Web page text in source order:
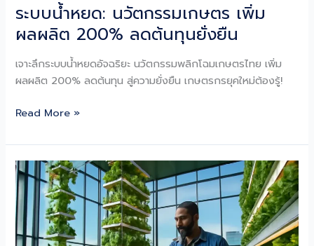
ระบบน้ำหยด: นวัตกรรมเกษตร เพิ่ม
ผลผลิต 200% ลดต้นทุนยั่งยืน
เจาะลึกระบบน้ำหยดอัจฉริยะ นวัตกรรมพลิกโฉมเกษตรไทย เพิ่ม
ผลผลิต 200% ลดต้นทุน สู่ความยั่งยืน เกษตรกรยุคใหม่ต้องรู้!
ระบบ
หยด:
นวัตกรรม
เกษตร
เพิ่ม
ผลผลิต
200%
Read More »